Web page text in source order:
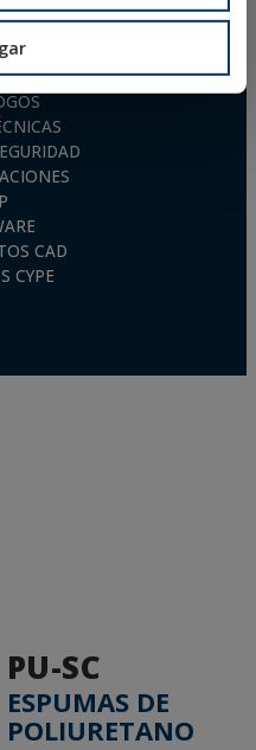
CAD
CYPE
PU-SC
ESPUMAS DE
POLIURETANO